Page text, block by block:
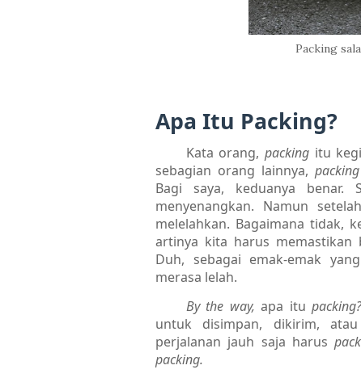
Packing
Apa Itu Packing?
Kata orang,packing itu
sebagian orang lainnya, packing
Bagi saya, keduanya benar.
menyenangkan. Namun
melelahkan. Bagaimana tidak,
artinya kita harus memastikan
Duh, sebagai emak-emak
merasa lelah.
By the way,apa itu
untuk disimpan, dikirim,
perjalanan jauh saja harus
packing.